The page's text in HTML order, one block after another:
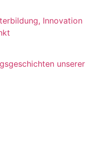
Innovation
unserer